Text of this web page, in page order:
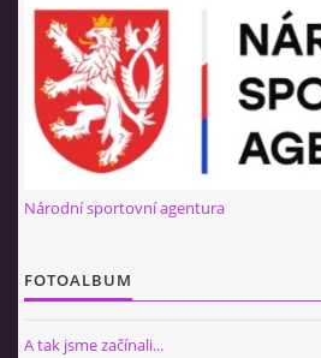
Národní sportovní agentura
FOTOALBUM
A tak jsme začínali...